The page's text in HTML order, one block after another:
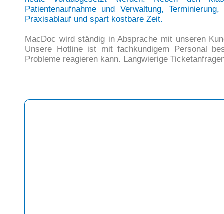
Patientenaufnahme und Verwaltung,
Praxisablauf und spart kostbare Zeit.
MacDoc wird ständig in Absprache mit unseren
Unsere Hotline ist mit fachkundigem Personal
Probleme reagieren kann. Langwierige